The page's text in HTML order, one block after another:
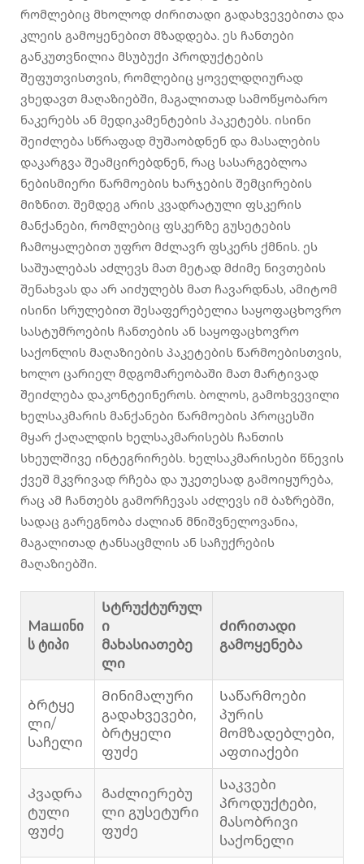
რომლებიც მხოლოდ ძირითადი გადახვევებითა და
კლეის გამოყენებით მზადდება. ეს ჩანთები
განკუთვნილია მსუბუქი პროდუქტების
შეფუთვისთვის, რომლებიც ყოველდღიურად
ვხედავთ მაღაზიებში, მაგალითად სამოწყობარო
ნაკერებს ან მედიკამენტების პაკეტებს. ისინი
შეიძლება სწრაფად მუშაობდნენ და მასალების
დაკარგვა შეამცირებდნენ, რაც სასარგებლოა
ნებისმიერი წარმოების ხარჯების შემცირების
მიზნით. შემდეგ არის კვადრატული ფსკერის
მანქანები, რომლებიც ფსკერზე გუსეტების
ჩამოყალებით უფრო მძლავრ ფსკერს ქმნის. ეს
საშუალებას აძლევს მათ მეტად მძიმე ნივთების
შენახვას და არ აიძულებს მათ ჩავარდნას, ამიტომ
ისინი სრულებით შესაფერებელია საყოფაცხოვრო
სასტუმროების ჩანთების ან საყოფაცხოვრო
საქონლის მაღაზიების პაკეტების წარმოებისთვის,
ხოლო ცარიელ მდგომარეობაში მათ მარტივად
შეიძლება დაკონტეინეროს. ბოლოს, გამოხვევილი
ხელსაკმარის მანქანები წარმოების პროცესში
მყარ ქაღალდის ხელსაკმარისებს ჩანთის
სხეულშივე ინტეგრირებს. ხელსაკმარისები წნევის
ქვეშ მკვრივად რჩება და უკეთესად გამოიყურება,
რაც ამ ჩანთებს გამორჩევას აძლევს იმ ბაზრებში,
სადაც გარეგნობა ძალიან მნიშვნელოვანია,
მაგალითად ტანსაცმლის ან საჩუქრების
მაღაზიებში.
Машინი
ს ტიპი
Სტრუქტურულ
ი
მახასიათებე
ლი
Ძირითადი
გამოყენება
Ბრტყე
ლი/
საჩელი
Მინიმალური
გადახვევები,
ბრტყელი
ფუძე
Საწარმოები
პურის
მომზადებლები,
აფთიაქები
Კვადრა
ტული
ფუძე
Გაძლიერებუ
ლი გუსეტური
ფუძე
Საკვები
პროდუქტები,
მასობრივი
საქონელი